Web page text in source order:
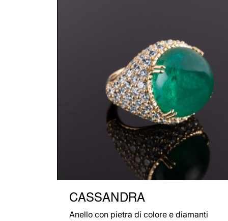
CASSANDRA
Anello con pietra di colore e diamanti